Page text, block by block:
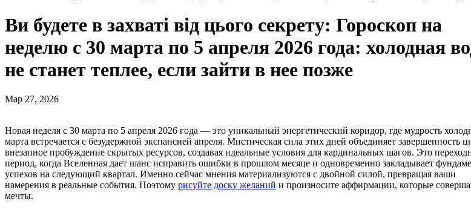
Ви будете в захваті від цього секрету: Гороскоп на
неделю с 30 марта по 5 апреля 2026 года: холодная
не станет теплее, если зайти в нее позже
Мар 27, 2026
Новая неделя с 30 марта по 5 апреля 2026 года — это уникальный энергетический коридор, где мудрость холодного
марта встречается с безудержной экспансией апреля. Мистическая сила этих дней объединяет завершенность
внезапное пробуждение скрытых ресурсов, создавая идеальные условия для кардинальных шагов. Это
период, когда Вселенная дает шанс исправить ошибки в прошлом месяце и одновременно закладывает
успехов на следующий квартал. Именно сейчас мнения материализуются с двойной силой, превращая ваши
намерения в реальные события. Поэтому рисуйте доску желаний и произносите аффирмации, которые
мечты.